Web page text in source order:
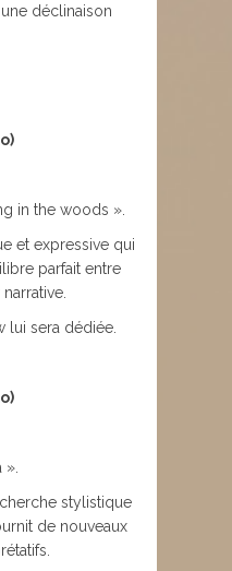
déclinaison
in the woods ».
et expressive qui
parfait entre
lui sera dédiée.
stylistique
de nouveaux